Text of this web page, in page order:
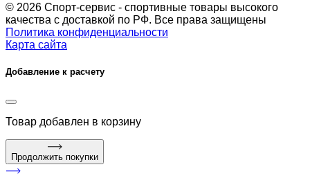
© 2026 Спорт-сервис - спортивные товары высокого
качества с доставкой по РФ. Все права защищены
Политика конфиденциальности
Карта сайта
Добавление к расчету
Товар добавлен в корзину
Продолжить покупки